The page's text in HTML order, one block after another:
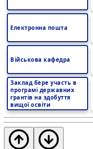
Електронна пошта
Військова кафедра
Заклад бере участь в
програмі державних
грантів на здобуття
вищої освіти